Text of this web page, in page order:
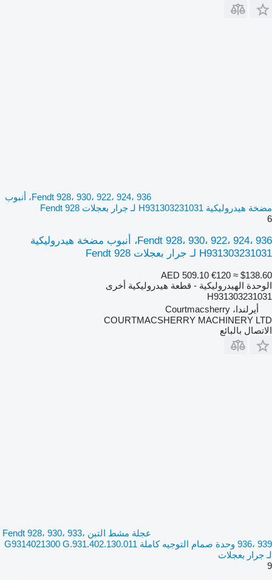
Fendt 928، 930، 922، 924، 936، أنبوب
مضخة هيدروليكية H931303231031 لـ جرار بعجلات Fendt 928
6
Fendt 928، 930، 922، 924، 936، أنبوب مضخة هيدروليكية
H931303231031 لـ جرار بعجلات Fendt 928
AED 509.10 €120 ≈ $138.60
الوحدة الهيدروليكية - قطعة هيدروليكية أخرى
H931303231031
أيرلندا، Courtmacsherry
COURTMACSHERRY MACHINERY LTD
الاتصال بالبائع
عجلة مشط التبن Fendt 928، 930، 933،
936، 939 وحدة صمام التوجيه كاملة G9314021300 G.931.402.130.011
لـ جرار بعجلات
9